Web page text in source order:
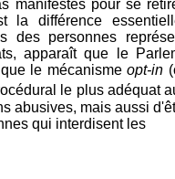
manifestés pour se
la différence
des personnes
apparaît que le
le mécanismeopt-in
le plus adéquat
abusives, mais aussi
qui interdisent les